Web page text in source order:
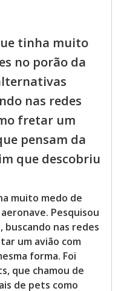
tinha muito
no porão da
nas redes
fretar um
pensam da
que descobriu
muito medo de
Pesquisou
nas redes
um avião com
forma. Foi
que chamou de
de pets como